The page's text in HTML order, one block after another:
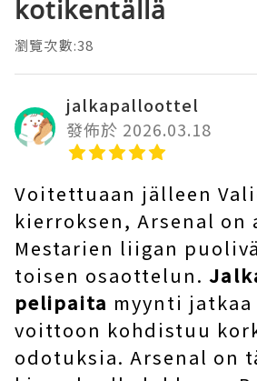
kotikentällä
瀏覽次數:38
jalkapalloottel
發佈於 2026.03.18
Voitettuaan jälleen
kierroksen, Arsenal on
Mestarien liigan
toisen osaottelun.
pelipaita myynti jatkaa
voittoon kohdistuu
odotuksia. Arsenal on